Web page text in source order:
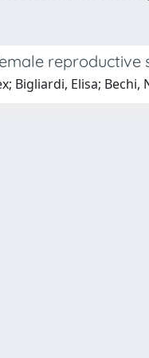
reproductive
Bigliardi, Elisa;